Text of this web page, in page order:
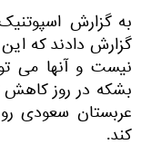
به گزارش
گزارش دادند كه
بشكه در روز کاهش
کند.